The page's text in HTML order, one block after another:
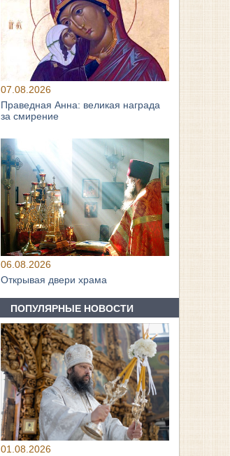
07.08.2026
Праведная Анна: великая награда
за смирение
06.08.2026
Открывая двери храма
ПОПУЛЯРНЫЕ НОВОСТИ
01.08.2026